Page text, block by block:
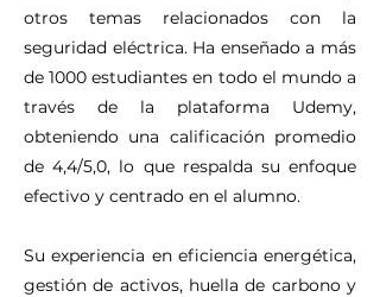
otros temas relacionados con la
seguridad eléctrica. Ha enseñado a más
de 1000 estudiantes en todo el mundo a
través de la plataforma Udemy,
obteniendo una calificación promedio
de 4,4/5,0, lo que respalda su enfoque
efectivo y centrado en el alumno.
Su experiencia en eficiencia energética,
gestión de activos, huella de carbono y